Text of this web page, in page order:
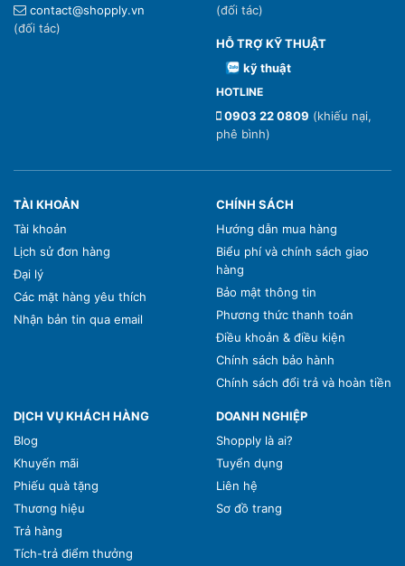
contact@shopply.vn
(đối tác)
(đối tác)
HỖ TRỢ KỸ THUẬT
kỹ thuật
HOTLINE
0903 22 0809 (khiếu nại,
phê bình)
TÀI KHOẢN
Tài khoản
Lịch sử đơn hàng
Đại lý
Các mặt hàng yêu thích
Nhận bản tin qua email
CHÍNH SÁCH
Hướng dẫn mua hàng
Biểu phí và chính sách giao
hàng
Bảo mật thông tin
Phương thức thanh toán
Điều khoản & điều kiện
Chính sách bảo hành
Chính sách đổi trả và hoàn tiền
DỊCH VỤ KHÁCH HÀNG
Blog
Khuyến mãi
Phiếu quà tặng
Thương hiệu
Trả hàng
Tích-trả điểm thưởng
DOANH NGHIỆP
Shopply là ai?
Tuyển dụng
Liên hệ
Sơ đồ trang